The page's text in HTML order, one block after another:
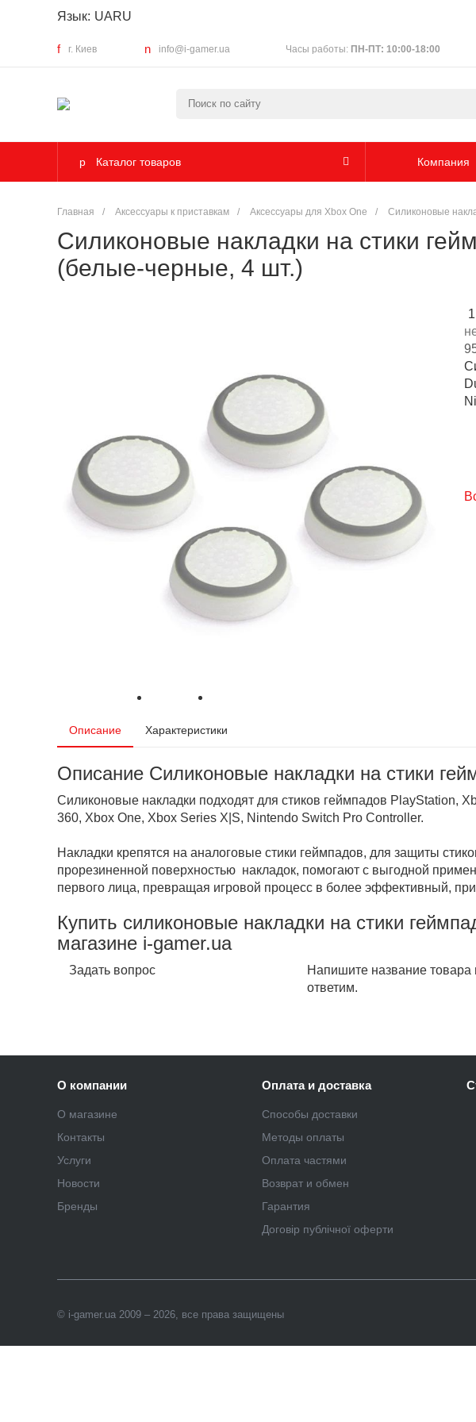
Язык: UARU
г. Киев info@i-gamer.ua Часы работы: ПН-ПТ: 10:00-18:00
Каталог товаров Компания
Главная / Аксессуары к приставкам / Аксессуары для Xbox One / Силиконовые
Силиконовые накладки на стики
(белые-черные, 4 шт.)
1
Описание Характеристики
Описание Силиконовые накладки на стики
Силиконовые накладки подходят для стиков геймпадов PlayStation,
360, Xbox One, Xbox Series X|S, Nintendo Switch Pro Controller.
Накладки крепятся на аналоговые стики геймпадов, для защиты
прорезиненной поверхностью накладок, помогают с выгодной
первого лица, превращая игровой процесс в более эффективный,
Купить силиконовые накладки на стики
магазине i-gamer.ua
Задать вопрос
Напишите название
ответим.
О компании
О магазине
Контакты
Услуги
Новости
Бренды
Оплата и доставка
Способы доставки
Методы оплаты
Оплата частями
Возврат и обмен
Гарантия
Договір публічної оферти
© i-gamer.ua 2009 – 2026, все права защищены